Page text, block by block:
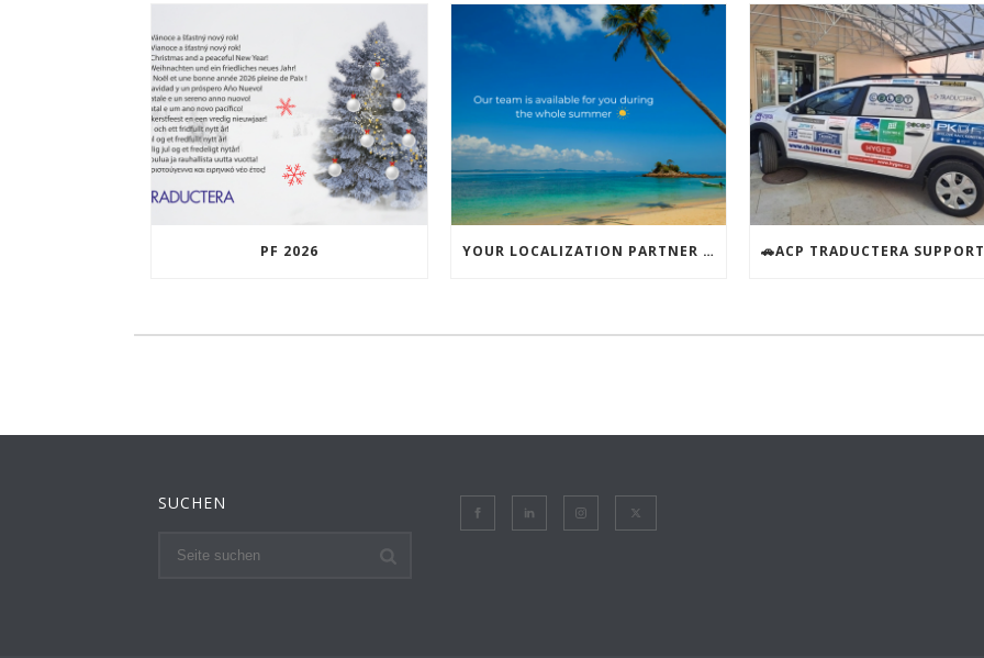
PF 2026 YOUR LOCALIZATION PARTNER – AVAILABLE ALL SUMMER!
SUCHEN